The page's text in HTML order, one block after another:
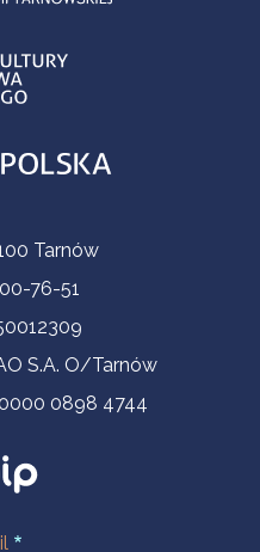
Tarnów
76-51
S.A. O/Tarnów
0000 0898 4744